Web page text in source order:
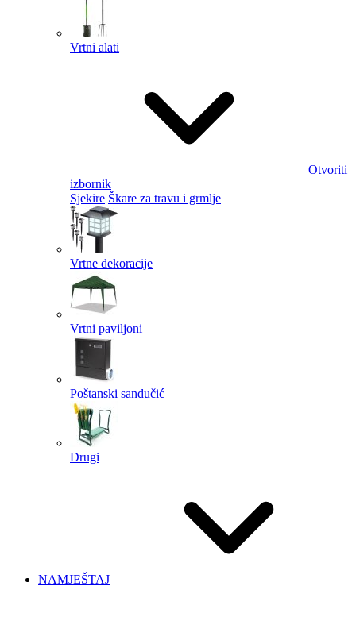
Vrtni alati
Otvoriti
izbornik
Sjekire Škare za travu i grmlje
Vrtne dekoracije
Vrtni paviljoni
Poštanski sandučić
Drugi
NAMJEŠTAJ